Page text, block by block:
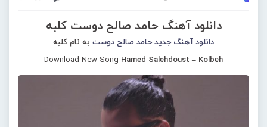
دانلود آهنگ حامد صالح دوست کلبه
دانلود آهنگ جدید حامد صالح دوست به نام کلبه
Download New Song Hamed Salehdoust – Kolbeh